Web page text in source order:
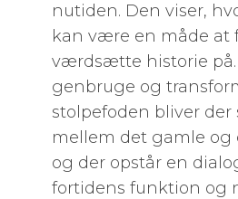
nutiden. Den viser,
kan være en måde at
værdsætte historie på.
genbruge og
stolpefoden bliver der
mellem det gamle og
og der opstår en
fortidens funktion og